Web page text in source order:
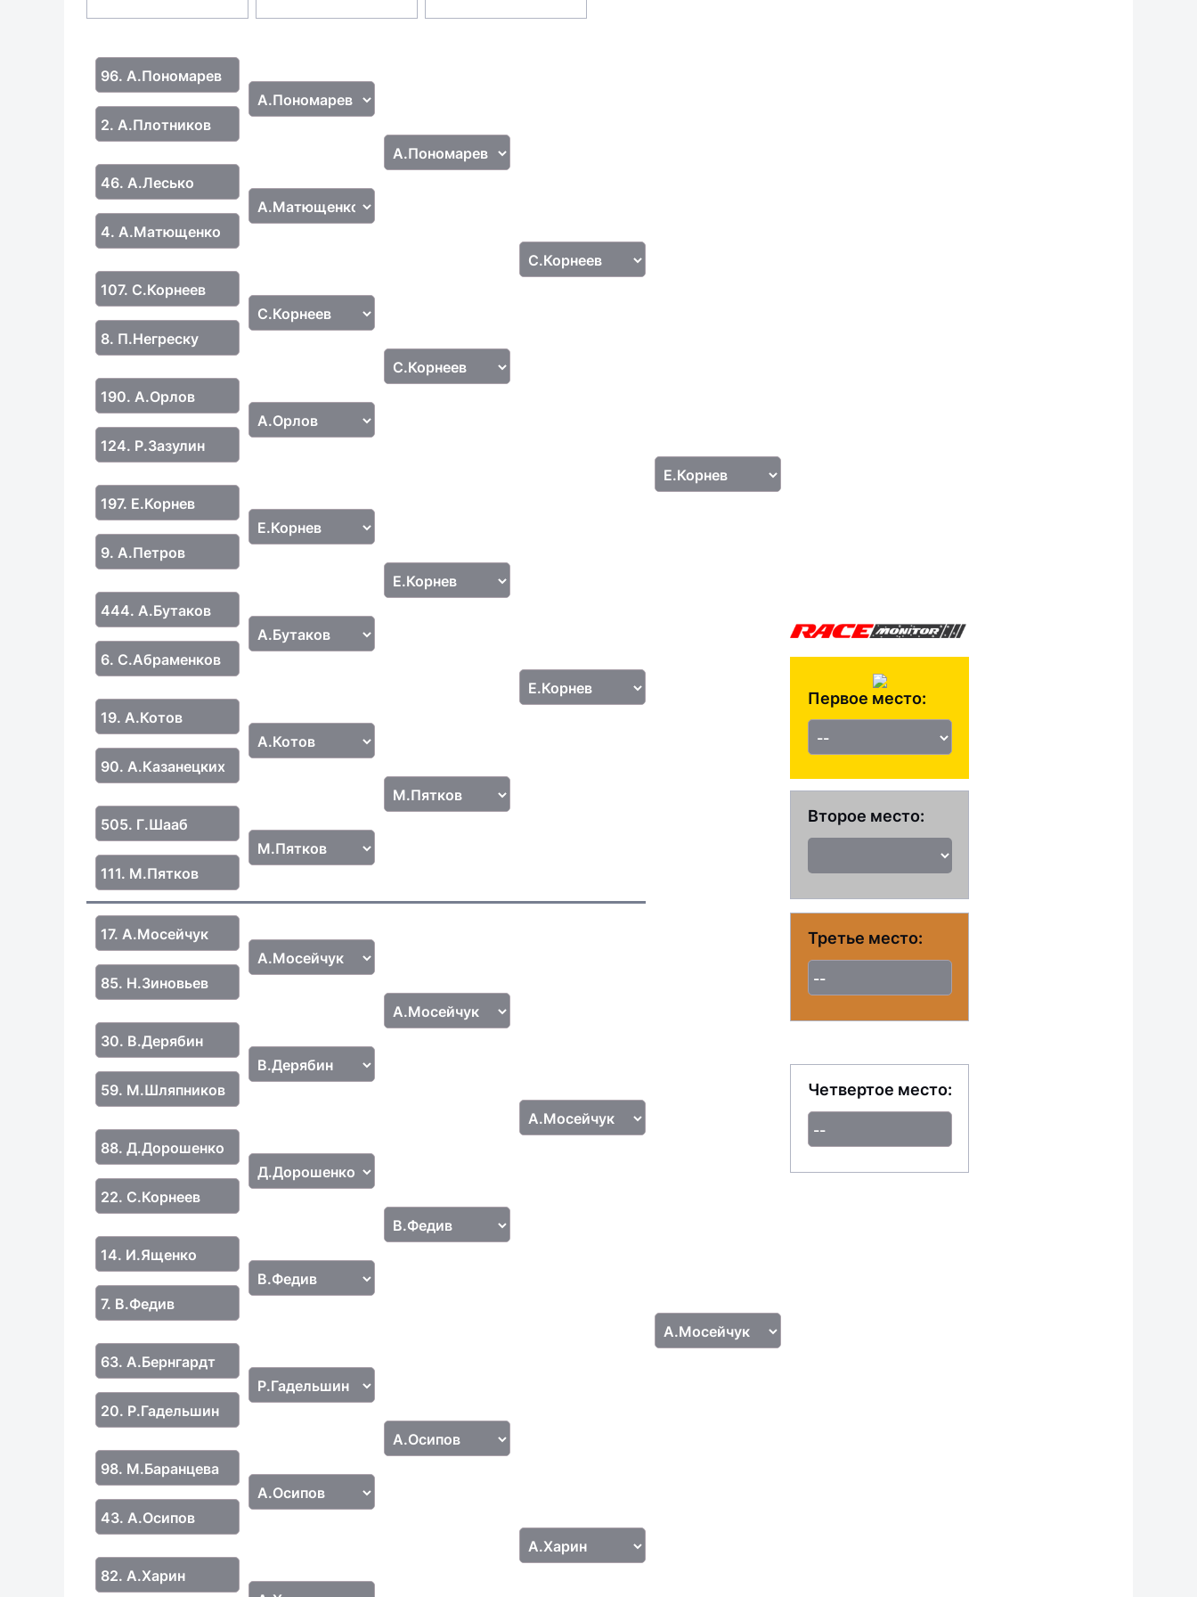
96. А.Пономарев
2. А.Плотников
46. А.Лесько
4. А.Матющенко
107. С.Корнеев
8. П.Негреску
190. А.Орлов
124. Р.Зазулин
197. Е.Корнев
9. А.Петров
444. А.Бутаков
6. С.Абраменков
19. А.Котов
90. А.Казанецких
505. Г.Шааб
111. М.Пятков
17. А.Мосейчук
85. Н.Зиновьев
30. В.Дерябин
59. М.Шляпников
88. Д.Дорошенко
22. С.Корнеев
14. И.Ященко
7. В.Федив
63. А.Бернгардт
20. Р.Гадельшин
98. М.Баранцева
43. А.Осипов
82. А.Харин
Первое место:
Второе место:
Третье место:
--
Четвертое место:
--